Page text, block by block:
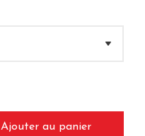
Ajouter au panier